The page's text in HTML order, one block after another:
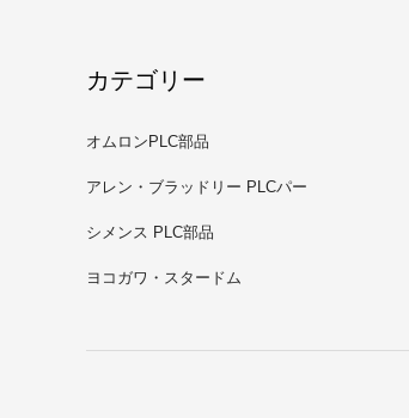
カテゴリー
オムロンPLC部品
アレン・ブラッドリー PLCパー
ツ
シメンス PLC部品
ヨコガワ・スタードム